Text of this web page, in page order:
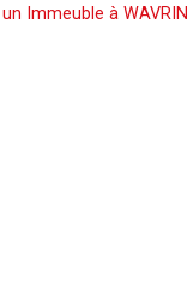
Immeuble à WAVRIN